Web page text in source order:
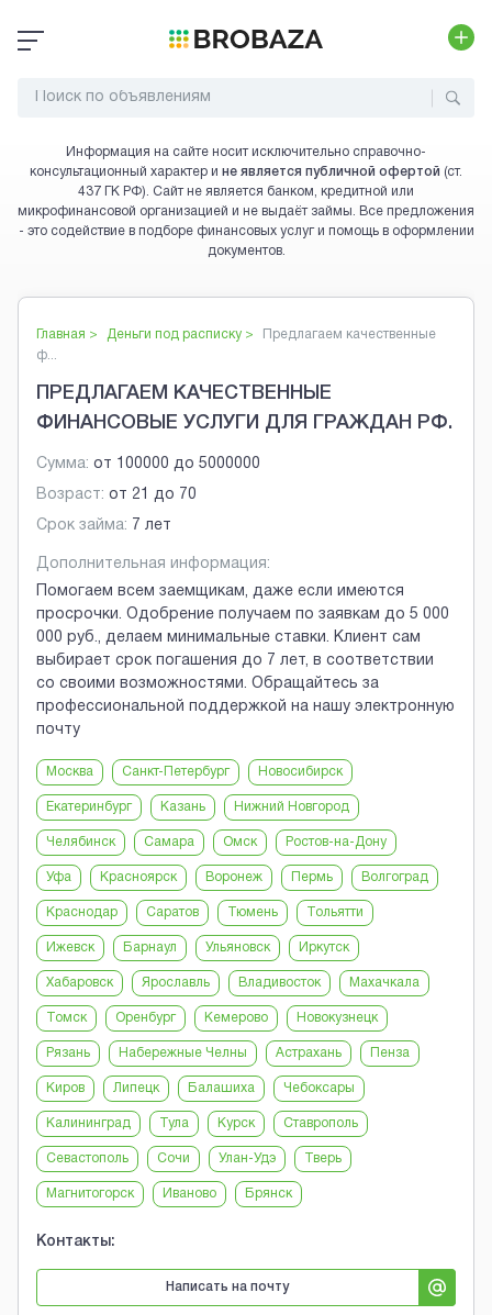
Информация на сайте носит исключительно справочно-
консультационный характер и не является публичной офертой (ст.
437 ГК РФ). Сайт не является банком, кредитной или
микрофинансовой организацией и не выдаёт займы. Все предложения
- это содействие в подборе финансовых услуг и помощь в оформлении
документов.
Главная > Деньги под расписку >
Предлагаем качественные
ф...
ПРЕДЛАГАЕМ КАЧЕСТВЕННЫЕ
ФИНАНСОВЫЕ УСЛУГИ ДЛЯ ГРАЖДАН РФ.
Сумма: от 100000 до 5000000
Возраст: от 21 до 70
Срок займа: 7 лет
Дополнительная информация:
Помогаем всем заемщикам, даже если имеются
просрочки. Одобрение получаем по заявкам до 5 000
000 руб., делаем минимальные ставки. Клиент сам
выбирает срок погашения до 7 лет, в соответствии
со своими возможностями. Обращайтесь за
профессиональной поддержкой на нашу электронную
почту
Москва Санкт-Петербург Новосибирск
Екатеринбург Казань Нижний Новгород
Челябинск Самара Омск Ростов-на-Дону
Уфа Красноярск Воронеж Пермь Волгоград
Краснодар Саратов Тюмень Тольятти
Ижевск Барнаул Ульяновск Иркутск
Хабаровск Ярославль Владивосток Махачкала
Томск Оренбург Кемерово Новокузнецк
Рязань Набережные Челны Астрахань Пенза
Киров Липецк Балашиха Чебоксары
Калининград Тула Курск Ставрополь
Севастополь Сочи Улан-Удэ Тверь
Магнитогорск Иваново Брянск
Контакты:
Написать на почту